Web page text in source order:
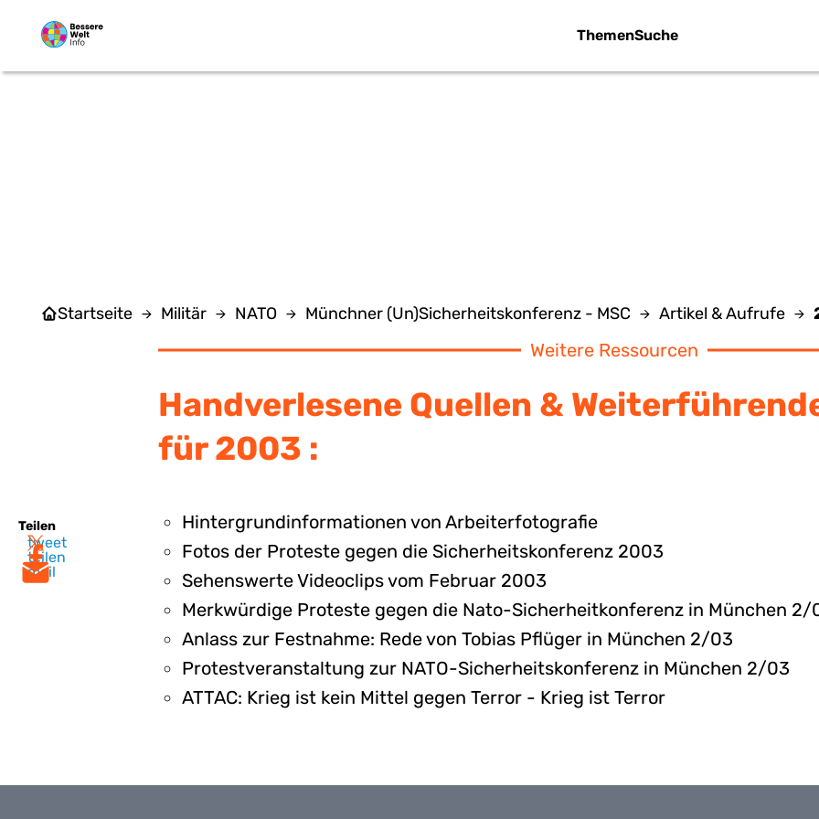
ThemenSuche
Teilen
tweet
teilen
mail
Startseite Militär NATO Münchner (Un)Sicherheitskonferenz - MSC Artikel & Aufrufe
Weitere Ressourcen
Handverlesene Quellen &
für 2003 :
Hintergrundinformationen von Arbeiterfotografie
Fotos der Proteste gegen die Sicherheitskonferenz 2003
Sehenswerte Videoclips vom Februar 2003
Merkwürdige Proteste gegen die Nato-Sicherheitkonferenz in München 2/
Anlass zur Festnahme: Rede von Tobias Pflüger in München 2/03
Protestveranstaltung zur NATO-Sicherheitskonferenz in München 2/03
ATTAC: Krieg ist kein Mittel gegen Terror - Krieg ist Terror